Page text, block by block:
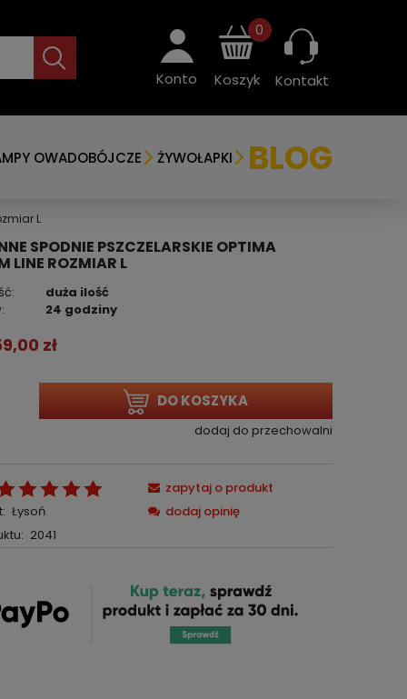
Konto Koszyk
0
Kontakt
OWADOBÓJCZE ŻYWOŁAPKI BLOG
L
SPODNIE PSZCZELARSKIE OPTIMA
LINE ROZMIAR L
duża ilość
24 godziny
zł
DO KOSZYKA
dodaj do przechowalni
Łysoń
2041
zapytaj o produkt
dodaj opinię